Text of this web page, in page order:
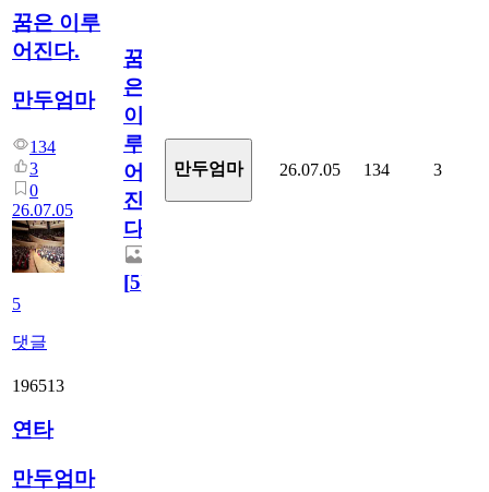
꿈은 이루
어진다.
만두엄마
134
3
0
26.07.05
5
댓글
꿈
은
이
루
어
진
다.
[5]
만두엄마 26.07.05 134 3
196513
연타
만두엄마